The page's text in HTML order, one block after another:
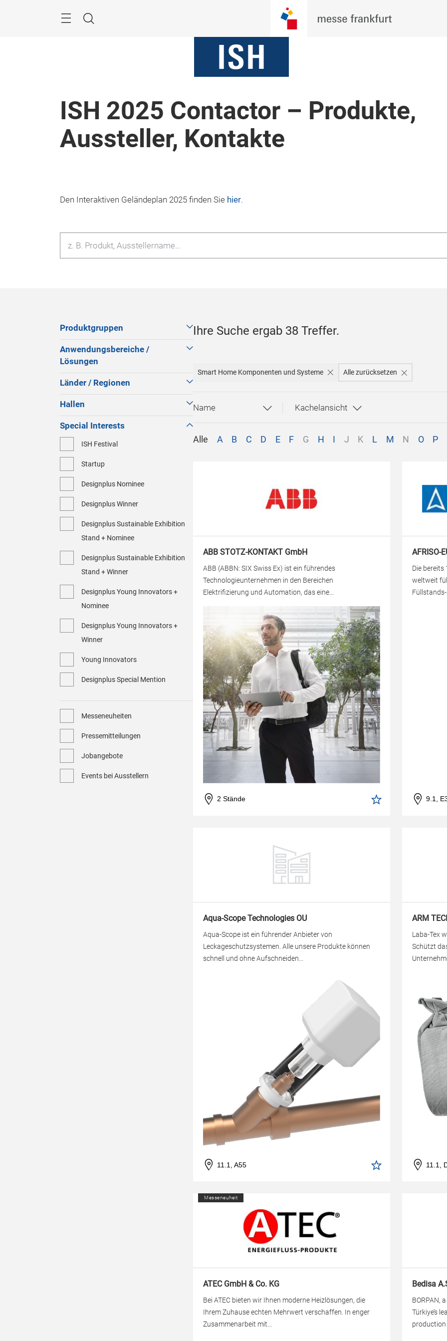
Suche
ISH 2025 Contactor – Produkte,
Aussteller, Kontakte
Den Interaktiven Geländeplan 2025 finden Sie hier.
Produktgruppen
Anwendungsbereiche /
Lösungen
Länder / Regionen
Hallen
Special Interests
ISH Festival
Startup
Designplus Nominee
Designplus Winner
Designplus Sustainable Exhibition
Stand + Nominee
Designplus Sustainable Exhibition
Stand + Winner
Designplus Young Innovators +
Nominee
Designplus Young Innovators +
Winner
Young Innovators
Designplus Special Mention
Messeneuheiten
Pressemitteilungen
Jobangebote
Events bei Ausstellern
Ihre Suche ergab 38 Treffer.
Smart Home Komponenten und Systeme Alle zurücksetzen
Alle A B C D E F G H I J K L M N O P
ABB STOTZ-KONTAKT GmbH
ABB (ABBN: SIX Swiss Ex) ist ein führendes
Technologieunternehmen in den Bereichen
Elektrifizierung und Automation, das eine...
2 Stände
AFRISO-
Die bereits
weltweit
9.1,
Aqua-Scope Technologies OU
Aqua-Scope ist ein führender Anbieter von
Leckageschutzsystemen. Alle unsere Produkte können
schnell und ohne Aufschneiden...
11.1, A55
ARM
Laba-Tex
Schützt
11.1,
Messeneuheit
ATEC GmbH & Co. KG
Bei ATEC bieten wir Ihnen moderne Heizlösungen, die
Ihrem Zuhause echten Mehrwert verschaffen. In enger
Zusammenarbeit mit...
Bedisa
BORPAN,
Türkiye’s
production